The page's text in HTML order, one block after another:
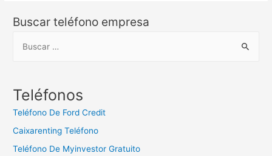
Buscar teléfono empresa
c
:
Teléfonos
Teléfono De Ford Credit
Caixarenting Teléfono
Teléfono De Myinvestor Gratuito